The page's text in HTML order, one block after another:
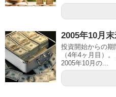
2005年10月
投資開始からの期
（4年4ヶ月目）
2005年10月の...